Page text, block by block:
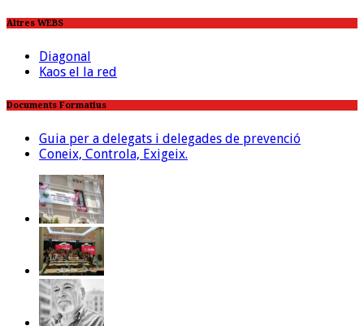
Altres WEBS
Diagonal
Kaos el la red
Documents Formatius
Guia per a delegats i delegades de prevenció
Coneix, Controla, Exigeix.